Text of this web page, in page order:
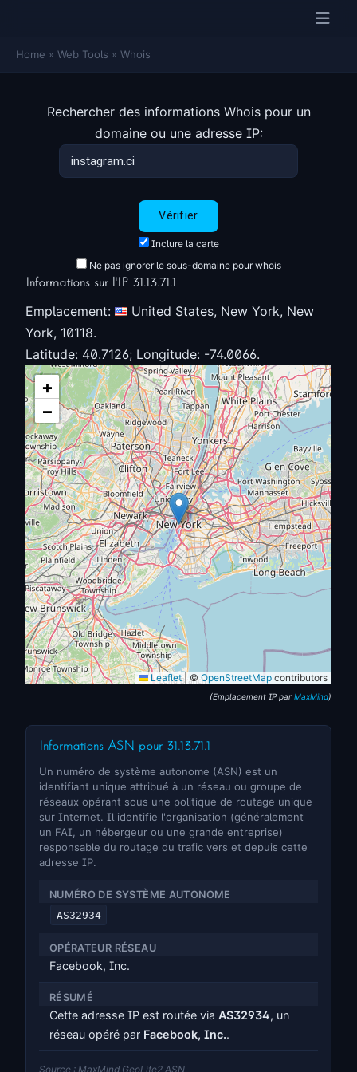
Home » Web Tools » Whois
Rechercher des informations Whois pour un
domaine ou une adresse IP:
Inclure la carte
Ne pas ignorer le sous-domaine pour whois
Informations sur l'IP 31.13.71.1
Emplacement:
United States, New York, New
York, 10118.
Latitude: 40.7126; Longitude: -74.0066.
+
−
Leaflet | ©OpenStreetMap contributors
(Emplacement IP par MaxMind)
Informations ASN pour 31.13.71.1
Un numéro de système autonome (ASN) est un
identifiant unique attribué à un réseau ou groupe de
réseaux opérant sous une politique de routage unique
sur Internet. Il identifie l'organisation (généralement
un FAI, un hébergeur ou une grande entreprise)
responsable du routage du trafic vers et depuis cette
adresse IP.
NUMÉRO DE SYSTÈME AUTONOME
AS32934
OPÉRATEUR RÉSEAU
Facebook, Inc.
RÉSUMÉ
Cette adresse IP est routée via AS32934, un
réseau opéré par Facebook, Inc..
Source : MaxMind GeoLite2 ASN